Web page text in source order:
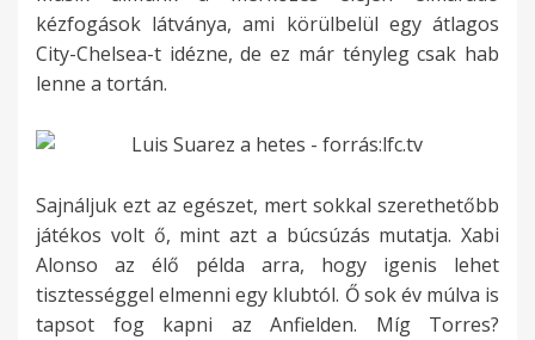
kézfogások látványa, ami körülbelül egy átlagos
City-Chelsea-t idézne, de ez már tényleg csak hab
lenne a tortán.
Sajnáljuk ezt az egészet, mert sokkal szerethetőbb
játékos volt ő, mint azt a búcsúzás mutatja. Xabi
Alonso az élő példa arra, hogy igenis lehet
tisztességgel elmenni egy klubtól. Ő sok év múlva is
tapsot fog kapni az Anfielden. Míg Torres?